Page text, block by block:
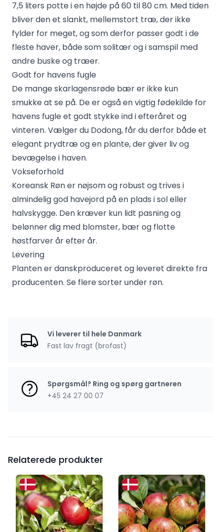
7,5 liters potte i en højde på 60 til 80 cm. Med tiden
bliver den et slankt, mellemstort træ, der ikke
fylder for meget, og som derfor passer godt i de
fleste haver, både som solitær og i samspil med
andre buske og træer.
Godt for havens fugle
De mange skarlagensrøde bær er ikke kun
smukke at se på. De er også en vigtig fødekilde for
havens fugle et godt stykke ind i efteråret og
vinteren. Vælger du Dodong, får du derfor både et
elegant prydtræ og en plante, der giver liv og
bevægelse i haven.
Vokseforhold
Koreansk Røn er nøjsom og robust og trives i
almindelig god havejord på en plads i sol eller
halvskygge. Den kræver kun lidt pasning og
belønner dig med blomster, bær og flotte
høstfarver år efter år.
Levering
Planten er danskproduceret og leveret direkte fra
producenten. Se flere sorter under røn.
Vi leverer til hele Danmark
Fast lav fragt (brofast)
Spørgsmål? Ring og spørg gartneren
+45 24 27 00 07
Relaterede produkter